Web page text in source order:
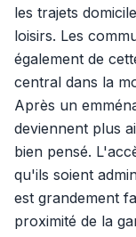
les trajets
loisirs. Les
également de
central dans la
Après un
deviennent plus
bien pensé.
qu'ils soient
est grandement
proximité de la